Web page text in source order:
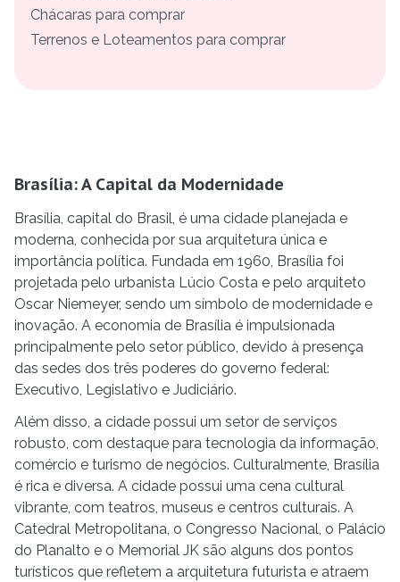
Chácaras para comprar
Terrenos e Loteamentos para comprar
Brasília: A Capital da Modernidade
Brasília, capital do Brasil, é uma cidade planejada e
moderna, conhecida por sua arquitetura única e
importância política. Fundada em 1960, Brasília foi
projetada pelo urbanista Lúcio Costa e pelo arquiteto
Oscar Niemeyer, sendo um símbolo de modernidade e
inovação. A economia de Brasília é impulsionada
principalmente pelo setor público, devido à presença
das sedes dos três poderes do governo federal:
Executivo, Legislativo e Judiciário.
Além disso, a cidade possui um setor de serviços
robusto, com destaque para tecnologia da informação,
comércio e turismo de negócios. Culturalmente, Brasília
é rica e diversa. A cidade possui uma cena cultural
vibrante, com teatros, museus e centros culturais. A
Catedral Metropolitana, o Congresso Nacional, o Palácio
do Planalto e o Memorial JK são alguns dos pontos
turísticos que refletem a arquitetura futurista e atraem